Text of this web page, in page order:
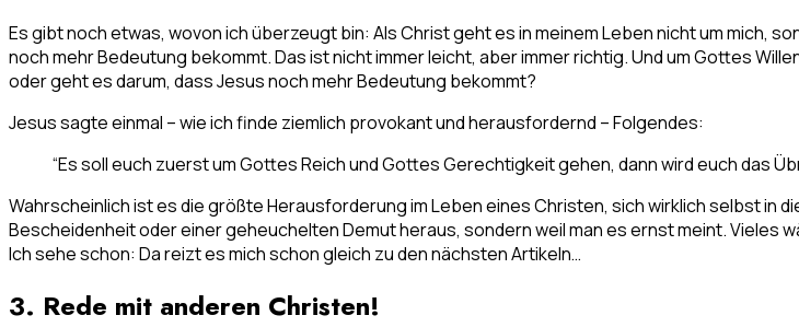
Es gibt noch etwas, wovon ich überzeugt bin: Als Christ geht es in meinem Leben nicht um mich,
noch mehr Bedeutung bekommt. Das ist nicht immer leicht, aber immer richtig. Und um Gottes
oder geht es darum, dass Jesus noch mehr Bedeutung bekommt?
Jesus sagte einmal – wie ich finde ziemlich provokant und herausfordernd – Folgendes:
“Es soll euch zuerst um Gottes Reich und Gottes Gerechtigkeit gehen, dann wird euch das
Wahrscheinlich ist es die größte Herausforderung im Leben eines Christen, sich wirklich selbst in
Bescheidenheit oder einer geheuchelten Demut heraus, sondern weil man es ernst meint.
Ich sehe schon: Da reizt es mich schon gleich zu den nächsten Artikeln…
3. Rede mit anderen Christen!